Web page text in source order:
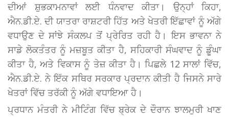
ਦੀਆਂ ਸ਼ੁਭਕਾਮਨਾਵਾਂ ਲਈ ਧੰਨਵਾਦ ਕੀਤਾ। ਉਨ੍ਹਾਂ ਕਿਹਾ,
ਐਨ.ਡੀ.ਏ. ਦੀ ਯਾਤਰਾ ਰਾਸ਼ਟਰੀ ਹਿੱਤ ਅਤੇ ਖੇਤਰੀ ਇੱਛਾਵਾਂ ਨੂੰ ਅੱਗੇ
ਵਧਾਉਣ ਦੇ ਸਾਂਝੇ ਸੰਕਲਪ ਤੋਂ ਪ੍ਰੇਰਿਤ ਰਹੀ ਹੈ। ਇਸ ਭਾਵਨਾ ਨੇ
ਸਾਡੇ ਲੋਕਤੰਤਰ ਨੂੰ ਮਜ਼ਬੂਤ ਕੀਤਾ ਹੈ, ਸਹਿਕਾਰੀ ਸੰਘਵਾਦ ਨੂੰ ਡੂੰਘਾ
ਕੀਤਾ ਹੈ, ਅਤੇ ਵਿਕਾਸ ਨੂੰ ਤੇਜ਼ ਕੀਤਾ ਹੈ। ਪਿਛਲੇ 12 ਸਾਲਾਂ ਵਿੱਚ,
ਐਨ.ਡੀ.ਏ. ਨੇ ਇੱਕ ਸਥਿਰ ਸਰਕਾਰ ਪ੍ਰਦਾਨ ਕੀਤੀ ਹੈ ਜਿਸਨੇ ਸਾਰੇ
ਖੇਤਰਾਂ ਵਿੱਚ ਤਰੱਕੀ ਨੂੰ ਅੱਗੇ ਵਧਾਇਆ ਹੈ।
ਪ੍ਰਧਾਨ ਮੰਤਰੀ ਨੇ ਮੀਟਿੰਗ ਵਿੱਚ ਬ੍ਰੇਕ ਦੇ ਦੌਰਾਨ ਝਾਲਮੁਰੀ ਖਾਣ